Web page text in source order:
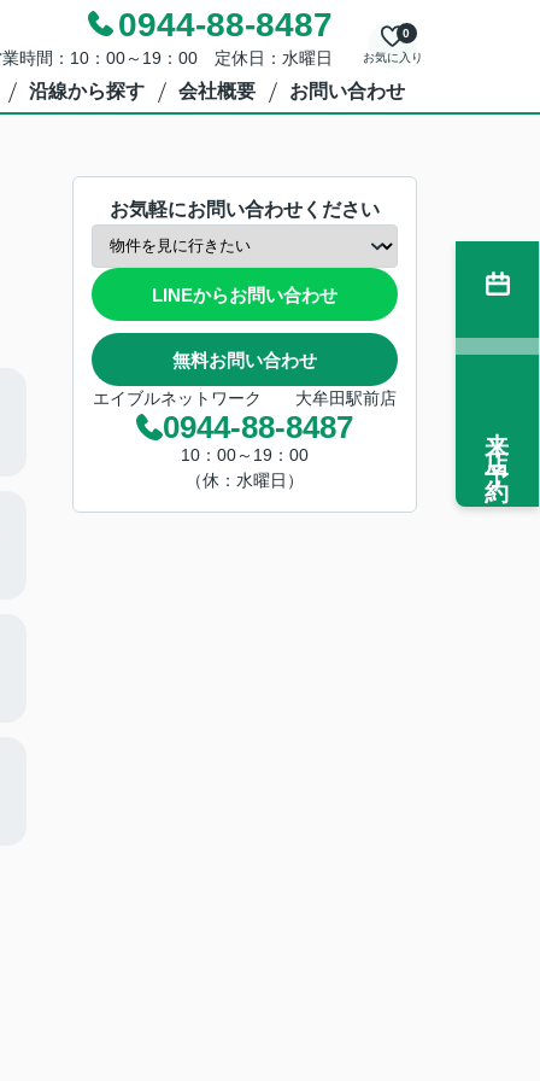
0944-88-8487
時間：10：00～19：00 定休日：水曜日 お気に入り
0
沿線から探す 会社概要 お問い合わせ
お気軽にお問い合わせください
LINEからお問い合わせ
無料お問い合わせ
エイブルネットワーク 大牟田駅前店
0944-88-8487
10：00～19：00
（休：水曜日）
来店予約